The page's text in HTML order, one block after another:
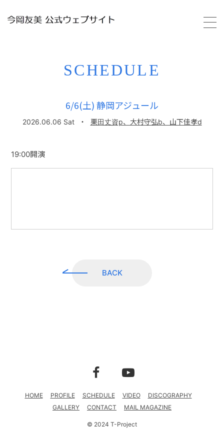
SCHEDULE
MAIL MAGAZINE
SCHEDULE
6/6(土) 静岡アジュール
2026.06.06 Sat ・ 栗田丈資p、大村守弘b、山下佳孝d
19:00開演
BACK
HOME PROFILE SCHEDULE VIDEO
DISCOGRAPHY
GALLERY
CONTACT MAIL MAGAZINE
© 2024 T-Project